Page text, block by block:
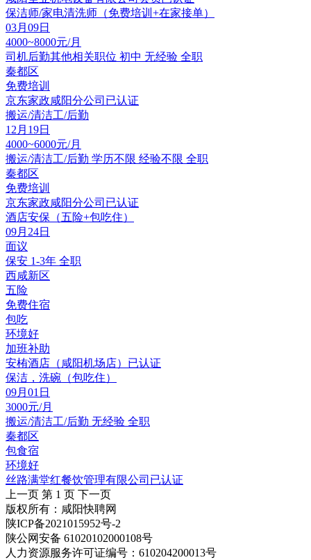
保洁师/家电清洗师（免费培训+在家接单）
03月09日
4000~8000元/月
司机后勤其他相关职位 初中 无经验 全职
秦都区
免费培训
京东家政咸阳分公司 已认证
搬运/清洁工/后勤
12月19日
4000~6000元/月
搬运/清洁工/后勤 学历不限 经验不限 全职
秦都区
免费培训
京东家政咸阳分公司 已认证
酒店安保（五险+包吃住）
09月24日
面议
保安 1-3年 全职
西咸新区
五险
免费住宿
包吃
环境好
加班补助
安栯酒店（咸阳机场店） 已认证
保洁，洗碗（包吃住）
09月01日
3000元/月
搬运/清洁工/后勤 无经验 全职
秦都区
包食宿
环境好
丝路满堂红餐饮管理有限公司 已认证
上一页 第 1 页 下一页
版权所有：咸阳快聘网
陕ICP备2021015952号-2
陕公网安备 61020102000108号
人力资源服务许可证编号：610204200013号